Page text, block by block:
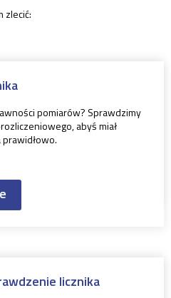
zlecić:
pomiarów? Sprawdzimy
abyś miał
licznika